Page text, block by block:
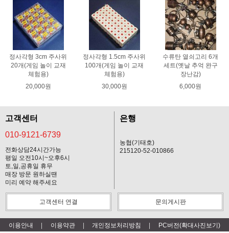
정사각형 3cm 주사위
20개(게임 놀이 교재
체험용)
20,000원
정사각형 1.5cm 주사위
100개(게임 놀이 교재
체험용)
30,000원
수류탄 열쇠고리 6개
세트(옛날 추억 완구
장난감)
6,000원
고객센터
010-9121-6739
전화상담24시간가능
평일 오전10시~오후6시
토,일,공휴일 휴무
매장 방문 원하실땐
미리 예약 해주세요
은행
농협(기태호)
215120-52-010866
고객센터 연결 문의게시판
이용안내 이용약관 개인정보처리방침 PC버전(확대사진보기)